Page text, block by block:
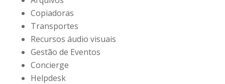
Copiadoras
Transportes
Recursos áudio visuais
Gestão de Eventos
Concierge
Helpdesk